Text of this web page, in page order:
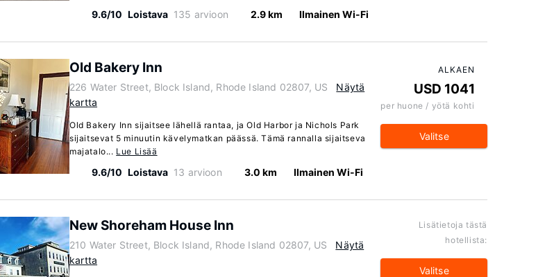
9.6/10 Loistava 135 arvioon 2.9 km Ilmainen Wi-Fi
Old Bakery Inn
226 Water Street, Block Island, Rhode Island 02807, US
Näytä
kartta
Old Bakery Inn sijaitsee lähellä rantaa, ja Old Harbor ja Nichols Park
sijaitsevat 5 minuutin kävelymatkan päässä. Tämä rannalla sijaitseva
majatalo... Lue Lisää
9.6/10 Loistava 13 arvioon 3.0 km Ilmainen Wi-Fi
ALKAEN
USD 1041
per huone / yötä kohti
Valitse
New Shoreham House Inn
210 Water Street, Block Island, Rhode Island 02807, US
Näytä
kartta
Lisätietoja tästä
hotellista:
Valitse